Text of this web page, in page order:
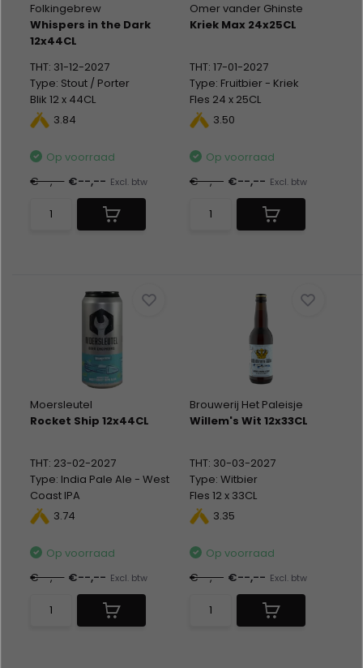
Folkingebrew
Whispers in the Dark
12x44CL
THT: 31-12-2027
Type: Stout / Porter
Blik 12 x 44CL
Alc %: 12,00
Statiegeld: Blik 12x0,15
3.84
Op voorraad
€--,-- €--,-- Excl. btw
Omer vander Ghinste
Kriek Max 24x25CL
THT: 17-01-2027
Type: Fruitbier - Kriek
Fles 24 x 25CL
Alc %: 3,50
Statiegeld: Fles 24x0,10 +
Krat 2,10
3.50
Op voorraad
€--,-- €--,-- Excl. btw
Moersleutel
Rocket Ship 12x44CL
THT: 23-02-2027
Type: India Pale Ale - West
Coast IPA
Blik 12 x 44CL
Alc %: 8,50
Statiegeld: Blik 12x0,15
3.74
Op voorraad
€--,-- €--,-- Excl. btw
Brouwerij Het Paleisje
Willem's Wit 12x33CL
THT: 30-03-2027
Type: Witbier
Fles 12 x 33CL
Alc %: 5,50
3.35
Op voorraad
€--,-- €--,-- Excl. btw